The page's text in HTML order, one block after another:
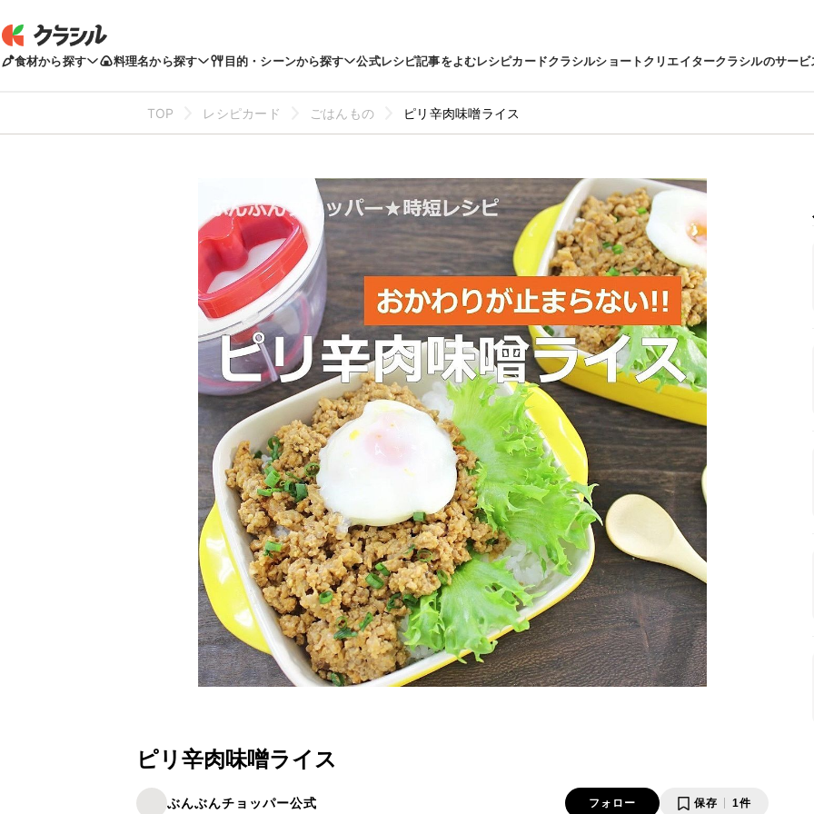
食材から探す 料理名から探す 目的・シーンから探す 公式レシピ記事をよむレシピカードクラシルショートクリエイタークラシルのサービ
TOP レシピカード ごはんもの ピリ辛肉味噌ライス
ピリ辛肉味噌ライス
ぶんぶんチョッパー公式 フォロー 保存 1件